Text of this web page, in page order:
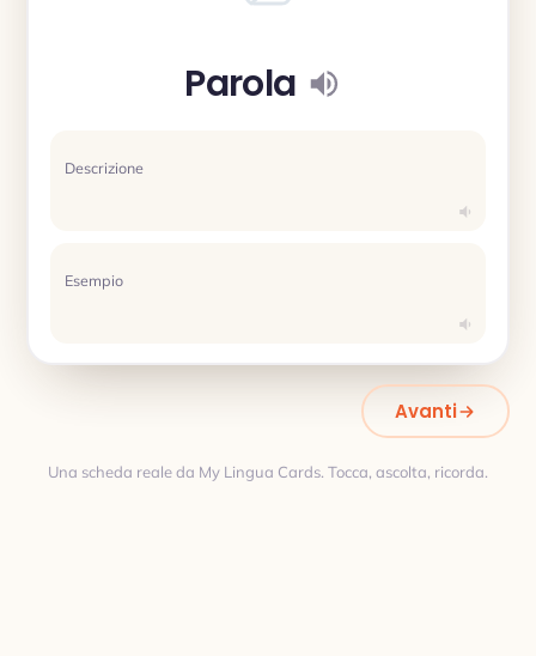
Parola
Descrizione
Esempio
Avanti
Una scheda reale da My Lingua Cards. Tocca, ascolta, ricorda.